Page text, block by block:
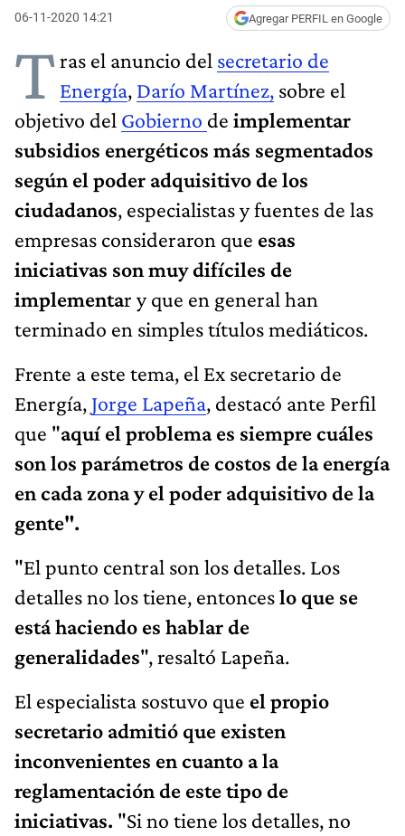
06-11-2020 14:21 Agregar PERFIL en Google
Tras el anuncio del secretario de
Energía, Darío Martínez, sobre el
objetivo del Gobierno de implementar
subsidios energéticos más segmentados
según el poder adquisitivo de los
ciudadanos, especialistas y fuentes de las
empresas consideraron que esas
iniciativas son muy difíciles de
implementar y que en general han
terminado en simples títulos mediáticos.
Frente a este tema, el Ex secretario de
Energía, Jorge Lapeña, destacó ante Perfil
que "aquí el problema es siempre cuáles
son los parámetros de costos de la energía
en cada zona y el poder adquisitivo de la
gente".
"El punto central son los detalles. Los
detalles no los tiene, entonceslo que se
está haciendo es hablar de
generalidades", resaltó Lapeña.
El especialista sostuvo que el propio
secretario admitió que existen
inconvenientes en cuanto a la
reglamentación de este tipo de
iniciativas. "Si no tiene los detalles, no